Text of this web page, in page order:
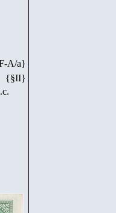
А/а}
{§II}